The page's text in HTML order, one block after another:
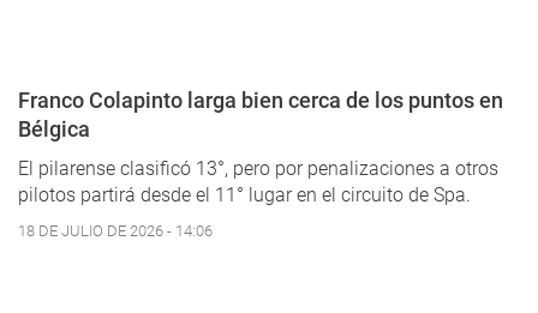
Franco Colapinto larga bien cerca de los puntos en
Bélgica
El pilarense clasificó 13°, pero por penalizaciones a otros
pilotos partirá desde el 11° lugar en el circuito de Spa.
18 DE JULIO DE 2026 - 14:06